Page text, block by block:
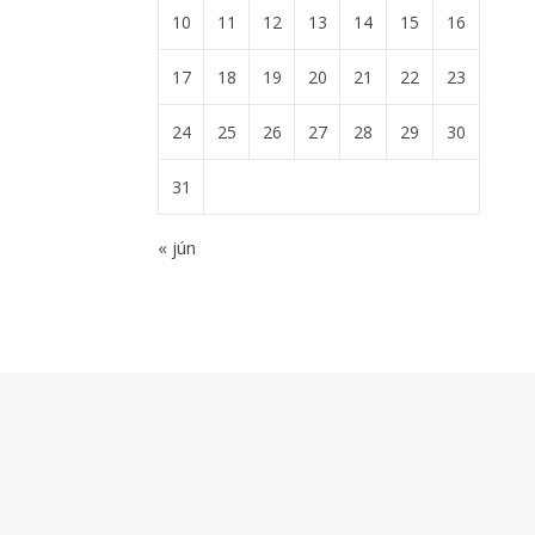
10 11 12 13 14 15 16
17 18 19 20 21 22 23
24 25 26 27 28 29 30
31
« jún